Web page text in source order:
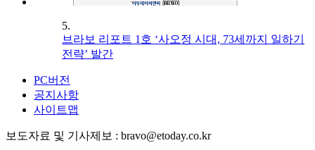
5.
브라보 리포트 1호 ‘사오정 시대, 73세까지 일하기
전략’ 발간
PC버전
공지사항
사이트맵
보도자료 및 기사제보 : bravo@etoday.co.kr